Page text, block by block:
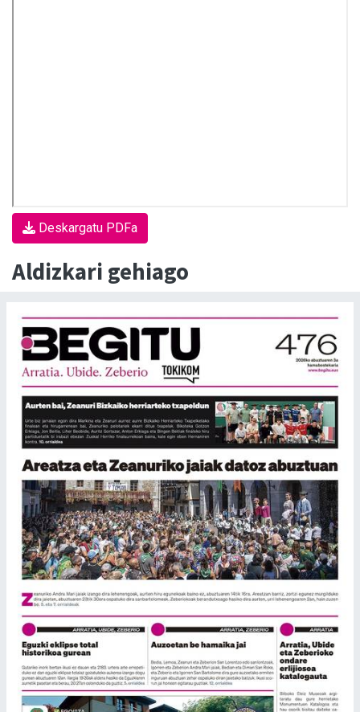
Deskargatu PDFa
Aldizkari gehiago